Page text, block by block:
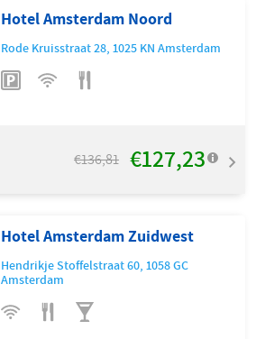
Hotel Amsterdam Noord
Rode Kruisstraat 28,1025 KNAmsterdam
€136,81 €127,23
Hotel Amsterdam Zuidwest
Hendrikje Stoffelstraat 60,1058 GC
Amsterdam